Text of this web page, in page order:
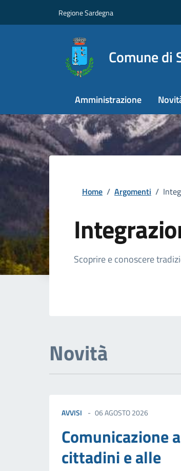
Regione Sardegna
Comune di
Amministrazione
Home / Argomenti /
Dettagli
Scoprire e conoscere
Novità
AVVISI 06 AGOSTO 2026
Comunicazione
cittadini e alle